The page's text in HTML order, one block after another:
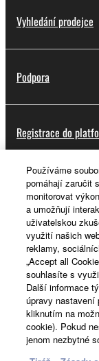
Vyhledání prodejce
Podpora
Registrace do
O Yamaze
Česká
Business
Používáme
pomáhají zaručit
monitorovat
a umožňují
uživatelskou
využití našich
reklamy,
„Accept all
souhlasíte s
Další informace
úpravy nastavení
kliknutím na
cookie). Pokud
jenom nezbytné